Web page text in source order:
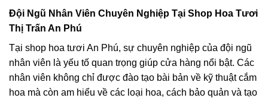
Đội Ngũ Nhân Viên Chuyên Nghiệp Tại Shop Hoa Tươi
Thị Trấn An Phú
Tại shop hoa tươi An Phú, sự chuyên nghiệp của đội ngũ
nhân viên là yếu tố quan trọng giúp cửa hàng nổi bật. Các
nhân viên không chỉ được đào tạo bài bản về kỹ thuật cắm
hoa mà còn am hiểu về các loại hoa, cách bảo quản và tạo